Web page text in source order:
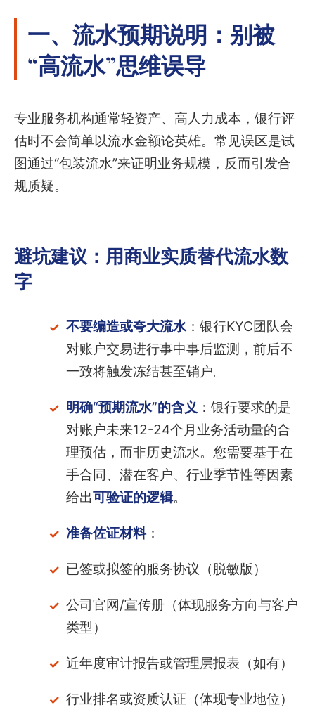
一、流水预期说明：别被
“高流水”思维误导
专业服务机构通常轻资产、高人力成本，银行评
估时不会简单以流水金额论英雄。常见误区是试
图通过“包装流水”来证明业务规模，反而引发合
规质疑。
避坑建议：用商业实质替代流水数
字
不要编造或夸大流水：银行KYC团队会
对账户交易进行事中事后监测，前后不
一致将触发冻结甚至销户。
明确“预期流水”的含义 ：银行要求的是
对账户未来12-24个月业务活动量的合
理预估，而非历史流水。您需要基于在
手合同、潜在客户、行业季节性等因素
给出可验证的逻辑。
准备佐证材料：
已签或拟签的服务协议（脱敏版）
公司官网/宣传册（体现服务方向与客户
类型）
近年度审计报告或管理层报表（如有）
行业排名或资质认证（体现专业地位）